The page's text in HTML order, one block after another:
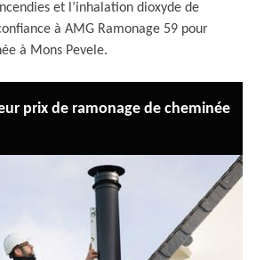
et l’inhalation dioxyde de
à AMG Ramonage 59 pour
à Mons Pevele.
prix de ramonage de cheminée